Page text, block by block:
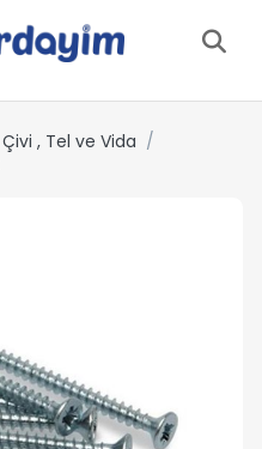
Çivi , Tel ve Vida